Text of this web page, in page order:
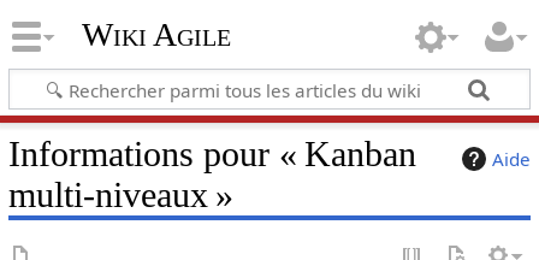
Wiki Agile
Aide
Informations pour « Kanban
multi-niveaux »